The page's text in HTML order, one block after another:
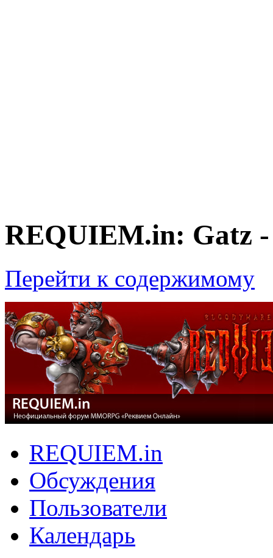
REQUIEM.in: Gatz
Перейти к содержимому
REQUIEM.in
Обсуждения
Пользователи
Календарь